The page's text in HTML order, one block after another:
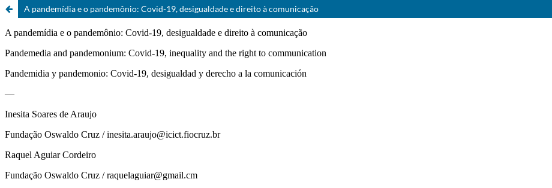
A pandemídia e o pandemônio: Covid-19, desigualdade e direito à comunicação